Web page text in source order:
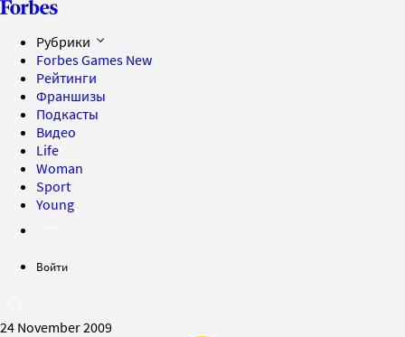
Рубрики
Forbes Games New
Рейтинги
Франшизы
Подкасты
Видео
Life
Woman
Sport
Young
Войти
24 November 2009